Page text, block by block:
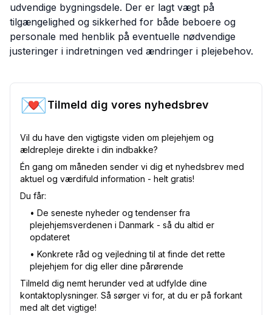
udvendige bygningsdele. Der er lagt vægt på
tilgængelighed og sikkerhed for både beboere og
personale med henblik på eventuelle nødvendige
justeringer i indretningen ved ændringer i plejebehov.
💌Tilmeld dig vores nyhedsbrev
Vil du have den vigtigste viden om plejehjem og
ældrepleje direkte i din indbakke?
Én gang om måneden sender vi dig et nyhedsbrev med
aktuel og værdifuld information - helt gratis!
Du får:
•⁠ De seneste nyheder og tendenser fra
plejehjemsverdenen i Danmark - så du altid er
opdateret
•⁠ Konkrete råd og vejledning til at finde det rette
plejehjem for dig eller dine pårørende
Tilmeld dig nemt herunder ved at udfylde dine
kontaktoplysninger. Så sørger vi for, at du er på forkant
med alt det vigtige!